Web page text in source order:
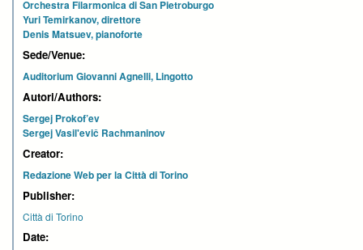
Orchestra Filarmonica di San Pietroburgo
Yuri Temirkanov, direttore
Denis Matsuev, pianoforte
Sede/Venue:
Auditorium Giovanni Agnelli, Lingotto
Autori/Authors:
Sergej Prokof’ev
Sergej Vasil'evič Rachmaninov
Creator:
Redazione Web per la Città di Torino
Publisher:
Città di Torino
Date: